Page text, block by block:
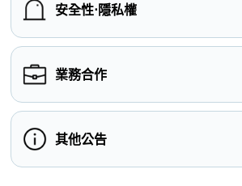
安全性⋅隱私權
業務合作
其他公告